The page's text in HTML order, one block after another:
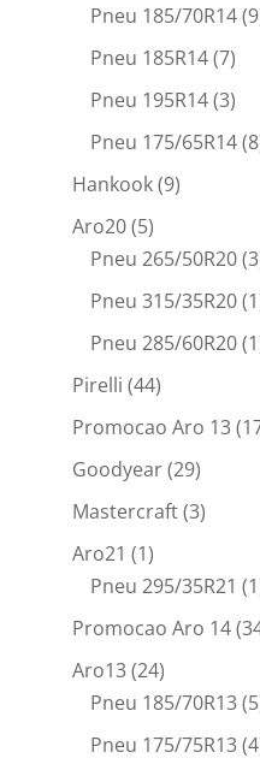
Pneu 185/70R14
Pneu 185R14(7)
Pneu 195R14(3)
Pneu 175/65R14
Hankook(9)
Aro20(5)
Pneu 265/50R20
Pneu 315/35R20
Pneu 285/60R20
Pirelli (44)
Promocao Aro 13
Goodyear(29)
Mastercraft(3)
Aro21 (1)
Pneu 295/35R21
Promocao Aro 14
Aro13(24)
Pneu 185/70R13
Pneu 175/75R13